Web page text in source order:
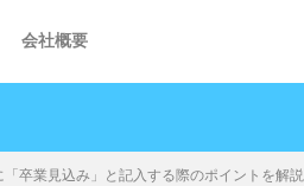
会社概要
「卒業見込み」と記入する際のポイントを解説